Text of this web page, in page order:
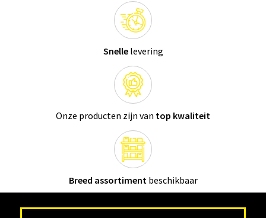
Snellelevering
Onze producten zijn van top kwaliteit
Breed assortiment beschikbaar